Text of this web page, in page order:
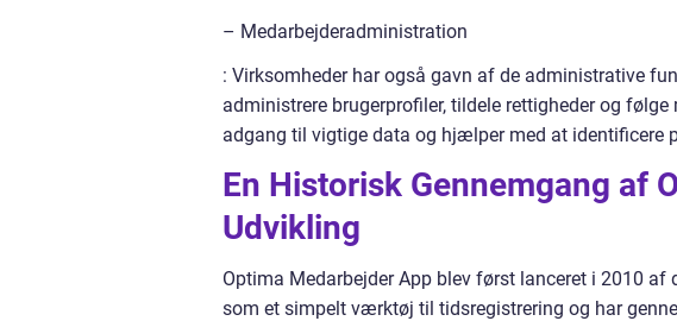
– Medarbejderadministration
: Virksomheder har også gavn af de administrative
administrere brugerprofiler, tildele rettigheder og
adgang til vigtige data og hjælper med at identificere
En Historisk Gennemgang af
Udvikling
Optima Medarbejder App blev først lanceret i 2010
som et simpelt værktøj til tidsregistrering og har